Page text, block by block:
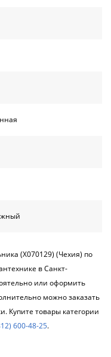
(X070129) (Чехия) по
в Санкт-
или оформить
можно заказать
Купите товары категории
600-48-25.